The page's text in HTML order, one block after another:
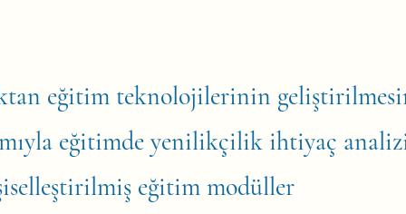
eğitim teknolojilerinin
eğitimde yenilikçilik ihtiyaç
eğitim modüller